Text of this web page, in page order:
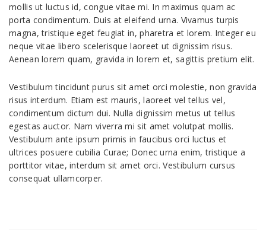
mollis ut luctus id, congue vitae mi. In maximus quam ac
porta condimentum. Duis at eleifend urna. Vivamus turpis
magna, tristique eget feugiat in, pharetra et lorem. Integer eu
neque vitae libero scelerisque laoreet ut dignissim risus.
Aenean lorem quam, gravida in lorem et, sagittis pretium elit.
Vestibulum tincidunt purus sit amet orci molestie, non gravida
risus interdum. Etiam est mauris, laoreet vel tellus vel,
condimentum dictum dui. Nulla dignissim metus ut tellus
egestas auctor. Nam viverra mi sit amet volutpat mollis.
Vestibulum ante ipsum primis in faucibus orci luctus et
ultrices posuere cubilia Curae; Donec urna enim, tristique a
porttitor vitae, interdum sit amet orci. Vestibulum cursus
consequat ullamcorper.